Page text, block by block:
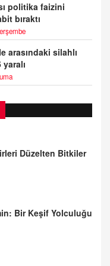
politika faizini
bıraktı
arasındaki silahlı
Düzelten Bitkiler